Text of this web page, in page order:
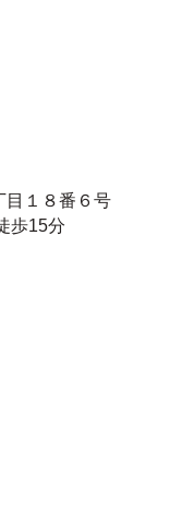
目１８番６号
歩15分